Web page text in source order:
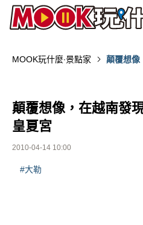
MOOK玩什麼‧景點家
顛覆想像
顛覆想像，在越南發
皇夏宮
2010-04-14 10:00
#大勒